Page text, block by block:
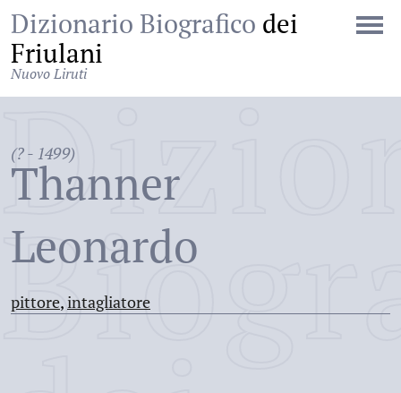
Dizionario Biografico dei
Friulani
Nuovo Liruti
(? - 1499)
Thanner
Leonardo
pittore,intagliatore